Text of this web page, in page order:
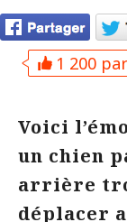
1 200
Voici
un chien
arrière
déplacer